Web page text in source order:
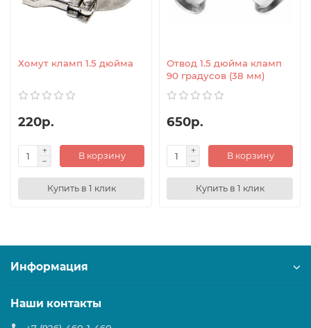
Хомут кламп 1.5 дюйма
220р.
В корзину
Купить в 1 клик
Отвод 1.5 дюйма кламп
90 градусов (38 мм)
650р.
В корзину
Купить в 1 клик
Информация
Наши контакты